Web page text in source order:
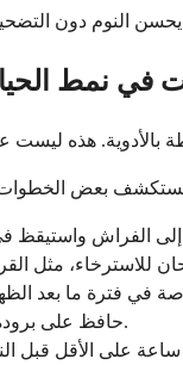
في نمط
حافظ على برودة وغلق وهدوء غرفة نومك لدعم نوم أعمق وأكثر راحة.